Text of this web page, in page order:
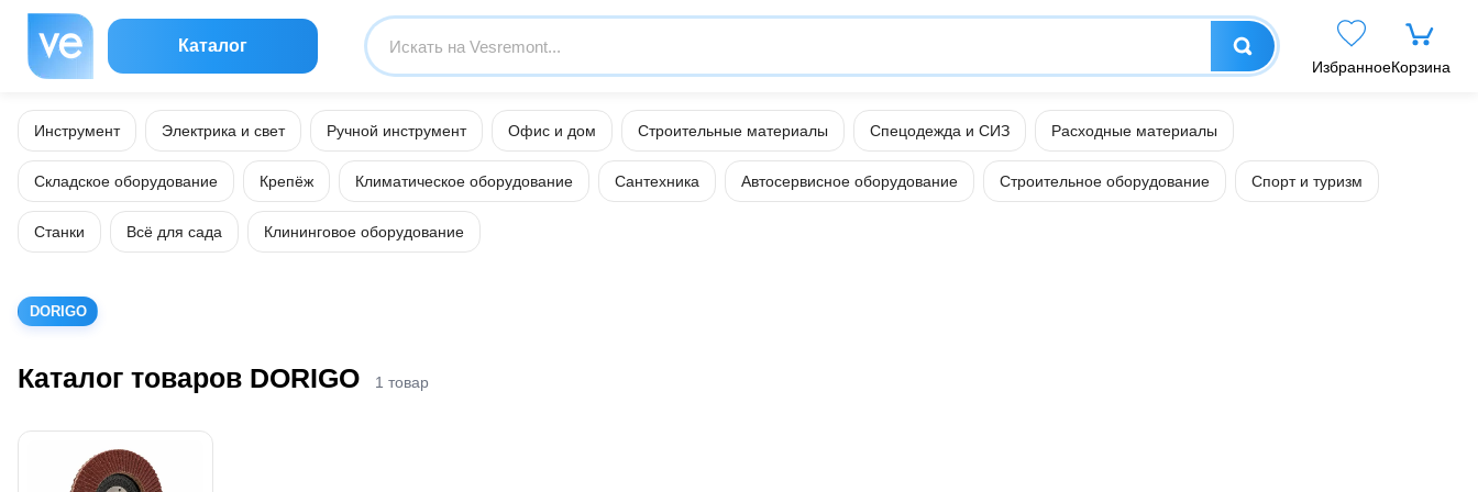
Каталог
ИзбранноеКорзина
Инструмент Электрика и свет Ручной инструмент Офис и дом Строительные материалы Спецодежда и СИЗ Расходные материалы
Складское оборудование Крепёж Климатическое оборудование Сантехника Автосервисное оборудование Строительное оборудование Спорт и туризм
Станки Всё для сада Клининговое оборудование
DORIGO
Каталог товаров DORIGO 1 товар